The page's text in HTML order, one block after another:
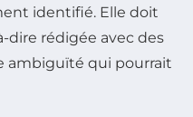
identifié. Elle doit
dire rédigée avec des
ambiguïté qui pourrait